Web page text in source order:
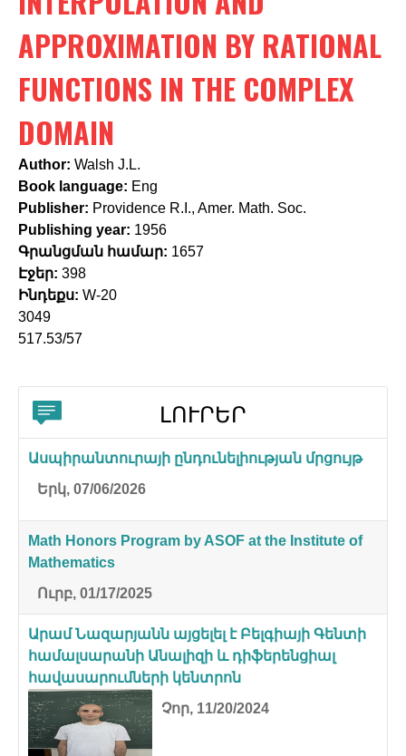
h
f
o
r
m
APPROXIMATION BY RATIONAL
FUNCTIONS IN THE COMPLEX
DOMAIN
Author: Walsh J.L.
Book language: Eng
Publisher: Providence R.I., Amer. Math. Soc.
Publishing year: 1956
Գրանցման համար: 1657
Էջեր: 398
Ինդեքս: W-20
3049
517.53/57
ԼՈՒՐԵՐ
Ասպիրանտուրայի ընդունելիության մրցույթ
Երկ, 07/06/2026
Math Honors Program by ASOF at the Institute of
Mathematics
Ուրբ, 01/17/2025
Արամ Նազարյանն այցելել է Բելգիայի Գենտի
համալսարանի Անալիզի և դիֆերենցիալ
հավասարումների կենտրոն
Չոր, 11/20/2024